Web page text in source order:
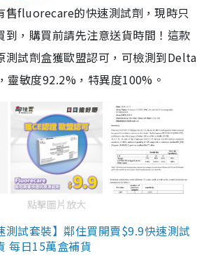
售fluorecare的快速測試劑，現時只
到，購買前請先注意送貨時間！這款
測試劑盒獲歐盟認可，可檢測到Delta
敏度92.2%，特異度100%。
點擊圖片放大
測試套裝】鄰住買開賣$9.9快速測試
每日15萬盒補貨